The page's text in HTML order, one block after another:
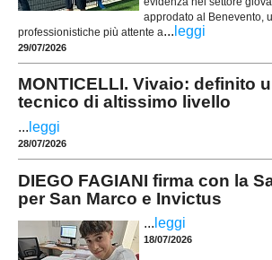
approdato al Benevento,
professionistiche più attente a... leggi
29/07/2026
MONTICELLI. Vivaio: definito
tecnico di altissimo livello
... leggi
28/07/2026
DIEGO FAGIANI firma con la
per San Marco e Invictus
... leggi
18/07/2026